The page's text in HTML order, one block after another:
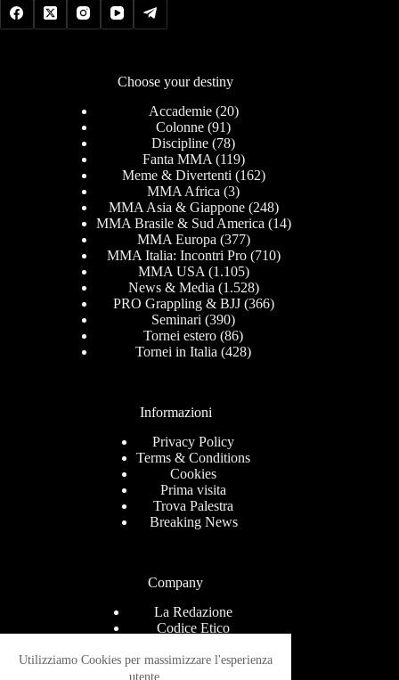
Utilizziamo Cookies per massimizzare l'esperienza
utente.
Choose your destiny
Accademie(20)
Colonne (91)
Discipline (78)
Fanta MMA (119)
Meme & Divertenti (162)
MMA Africa (3)
MMA Asia & Giappone(248)
MMA Brasile & Sud America (14)
MMA Europa (377)
MMA Italia: Incontri Pro(710)
MMA USA (1.105)
News & Media (1.528)
PRO Grappling & BJJ(366)
Seminari (390)
Tornei estero (86)
Tornei in Italia (428)
Informazioni
Privacy Policy
Terms & Conditions
Cookies
Prima visita
Trova Palestra
Breaking News
Company
La Redazione
Codice Etico
Help Center